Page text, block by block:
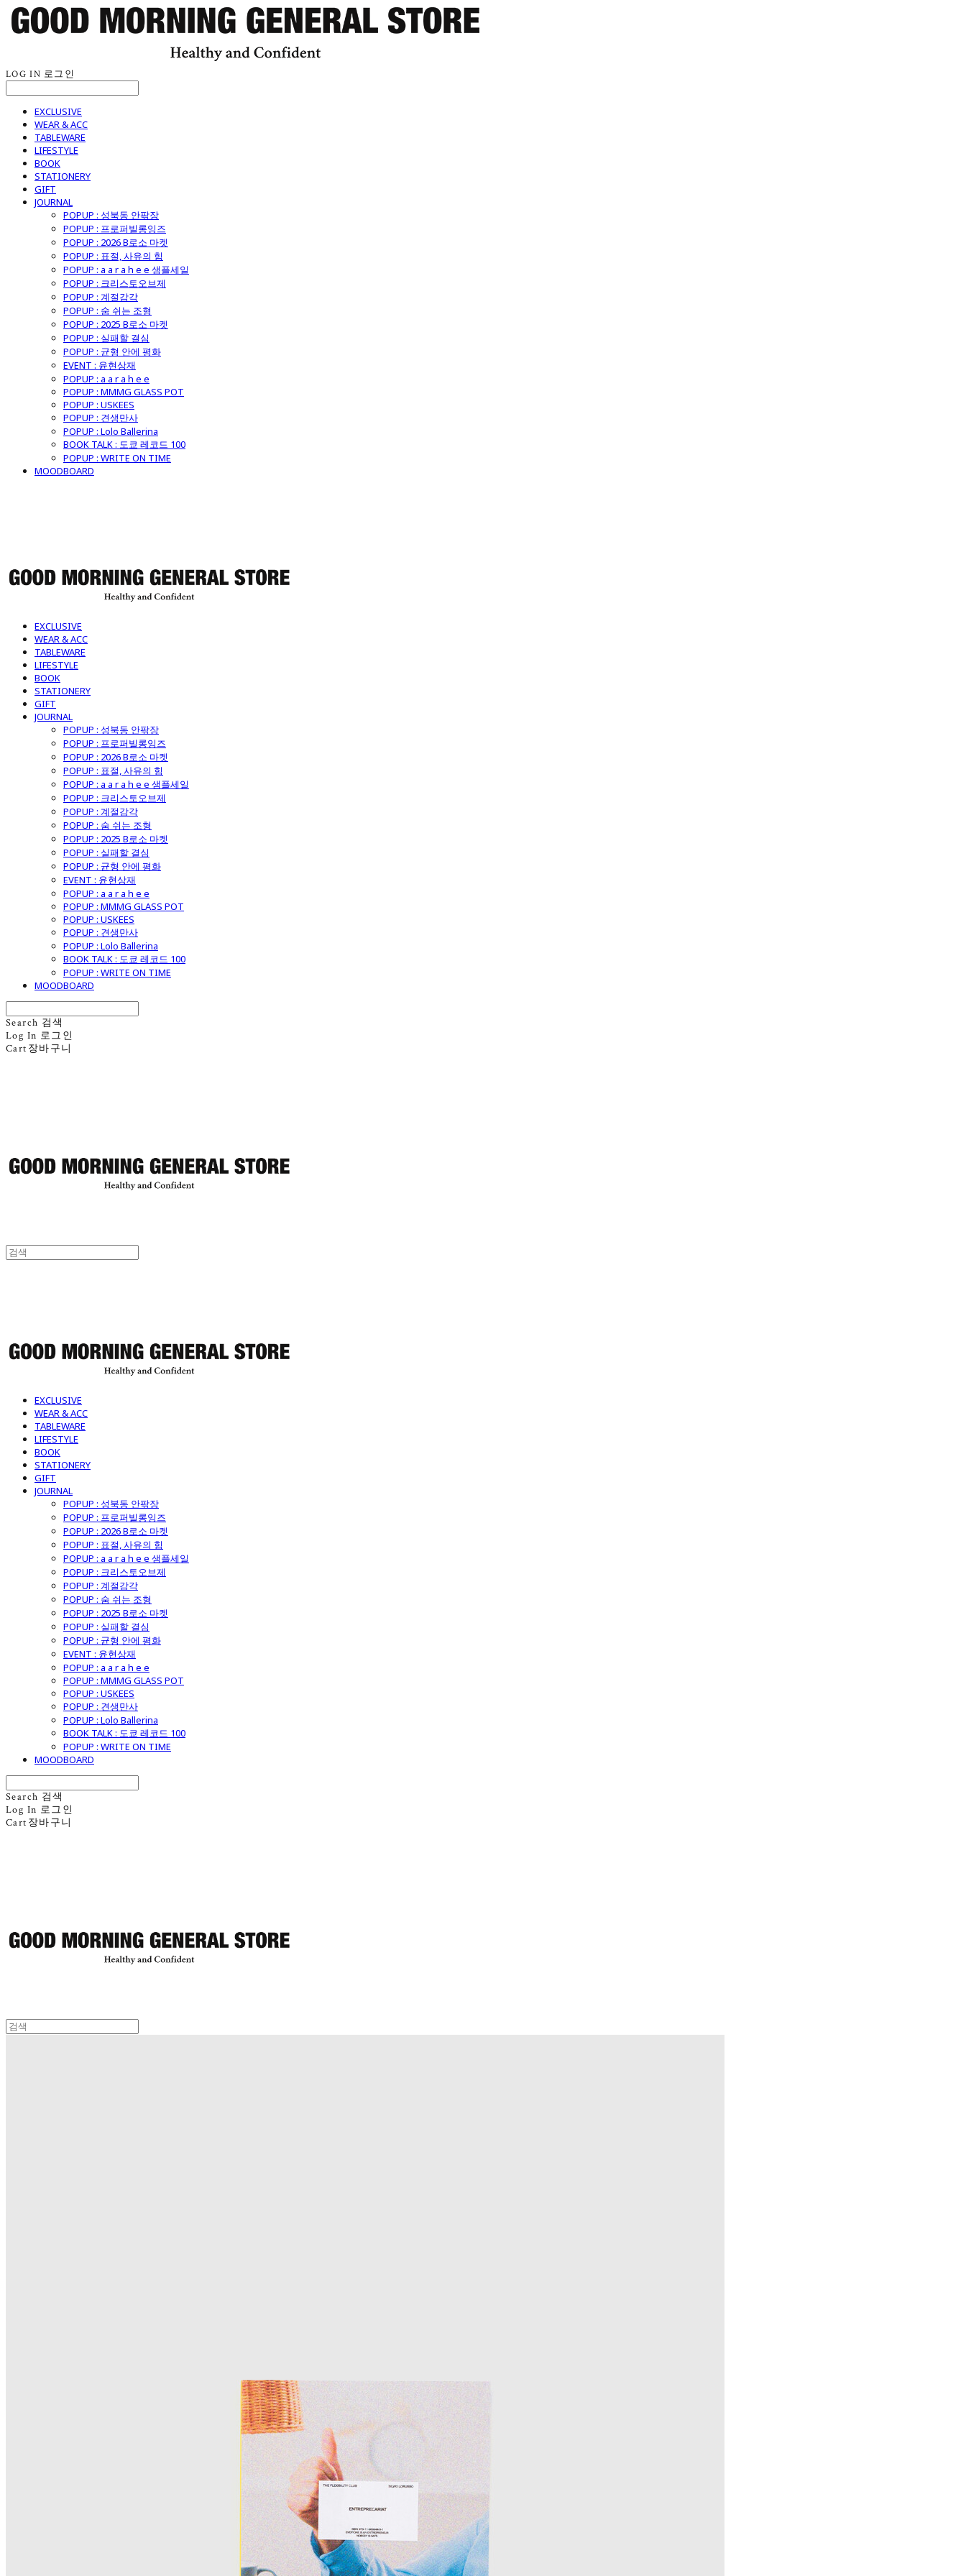
LOG IN 로그인
EXCLUSIVE
WEAR & ACC
TABLEWARE
LIFESTYLE
BOOK
STATIONERY
GIFT
JOURNAL
POPUP : 성북동 안팎장
POPUP : 프로퍼빌롱잉즈
POPUP : 2026 B로소 마켓
POPUP : 표절, 사유의 힘
POPUP : a a r a h e e 샘플세일
POPUP : 크리스토오브제
POPUP : 계절감각
POPUP : 숨 쉬는 조형
POPUP : 2025 B로소 마켓
POPUP : 실패할 결심
POPUP : 균형 안에 평화
EVENT : 윤현상재
POPUP : a a r a h e e
POPUP : MMMG GLASS POT
POPUP : USKEES
POPUP : 견생만사
POPUP : Lolo Ballerina
BOOK TALK : 도쿄 레코드 100
POPUP : WRITE ON TIME
MOODBOARD
EXCLUSIVE
WEAR & ACC
TABLEWARE
LIFESTYLE
BOOK
STATIONERY
GIFT
JOURNAL
POPUP : 성북동 안팎장
POPUP : 프로퍼빌롱잉즈
POPUP : 2026 B로소 마켓
POPUP : 표절, 사유의 힘
POPUP : a a r a h e e 샘플세일
POPUP : 크리스토오브제
POPUP : 계절감각
POPUP : 숨 쉬는 조형
POPUP : 2025 B로소 마켓
POPUP : 실패할 결심
POPUP : 균형 안에 평화
EVENT : 윤현상재
POPUP : a a r a h e e
POPUP : MMMG GLASS POT
POPUP : USKEES
POPUP : 견생만사
POPUP : Lolo Ballerina
BOOK TALK : 도쿄 레코드 100
POPUP : WRITE ON TIME
MOODBOARD
Search 검색
Log In 로그인
Cart 장바구니
EXCLUSIVE
WEAR & ACC
TABLEWARE
LIFESTYLE
BOOK
STATIONERY
GIFT
JOURNAL
POPUP : 성북동 안팎장
POPUP : 프로퍼빌롱잉즈
POPUP : 2026 B로소 마켓
POPUP : 표절, 사유의 힘
POPUP : a a r a h e e 샘플세일
POPUP : 크리스토오브제
POPUP : 계절감각
POPUP : 숨 쉬는 조형
POPUP : 2025 B로소 마켓
POPUP : 실패할 결심
POPUP : 균형 안에 평화
EVENT : 윤현상재
POPUP : a a r a h e e
POPUP : MMMG GLASS POT
POPUP : USKEES
POPUP : 견생만사
POPUP : Lolo Ballerina
BOOK TALK : 도쿄 레코드 100
POPUP : WRITE ON TIME
MOODBOARD
Search 검색
Log In 로그인
Cart 장바구니